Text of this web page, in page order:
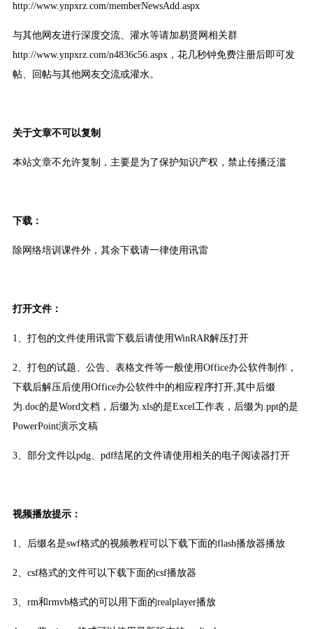
http://www.ynpxrz.com/memberNewsAdd.aspx
与其他网友进行深度交流、灌水等请加易贤网相关群
http://www.ynpxrz.com/n4836c56.aspx，花几秒钟免费注册后即可发
帖、回帖与其他网友交流或灌水。
关于文章不可以复制
本站文章不允许复制，主要是为了保护知识产权，禁止传播泛滥
下载：
除网络培训课件外，其余下载请一律使用讯雷
打开文件：
1、打包的文件使用讯雷下载后请使用WinRAR解压打开
2、打包的试题、公告、表格文件等一般使用Office办公软件制作，
下载后解压后使用Office办公软件中的相应程序打开,其中后缀
为.doc的是Word文档，后缀为.xls的是Excel工作表，后缀为.ppt的是
PowerPoint演示文稿
3、部分文件以pdg、pdf结尾的文件请使用相关的电子阅读器打开
视频播放提示：
1、后缀名是swf格式的视频教程可以下载下面的flash播放器播放
2、csf格式的文件可以下载下面的csf播放器
3、rm和rmvb格式的可以用下面的realplayer播放